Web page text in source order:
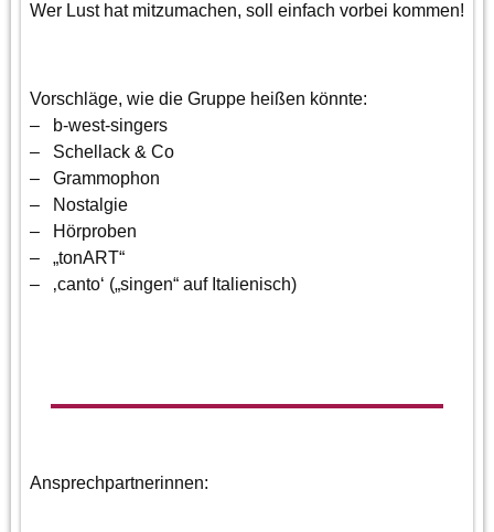
Wer Lust hat mitzumachen, soll einfach vorbei kommen!
Vorschläge, wie die Gruppe heißen könnte:
– b-west-singers
– Schellack & Co
– Grammophon
– Nostalgie
– Hörproben
– „tonART“
– ‚canto‘ („singen“ auf Italienisch)
Ansprechpartnerinnen: